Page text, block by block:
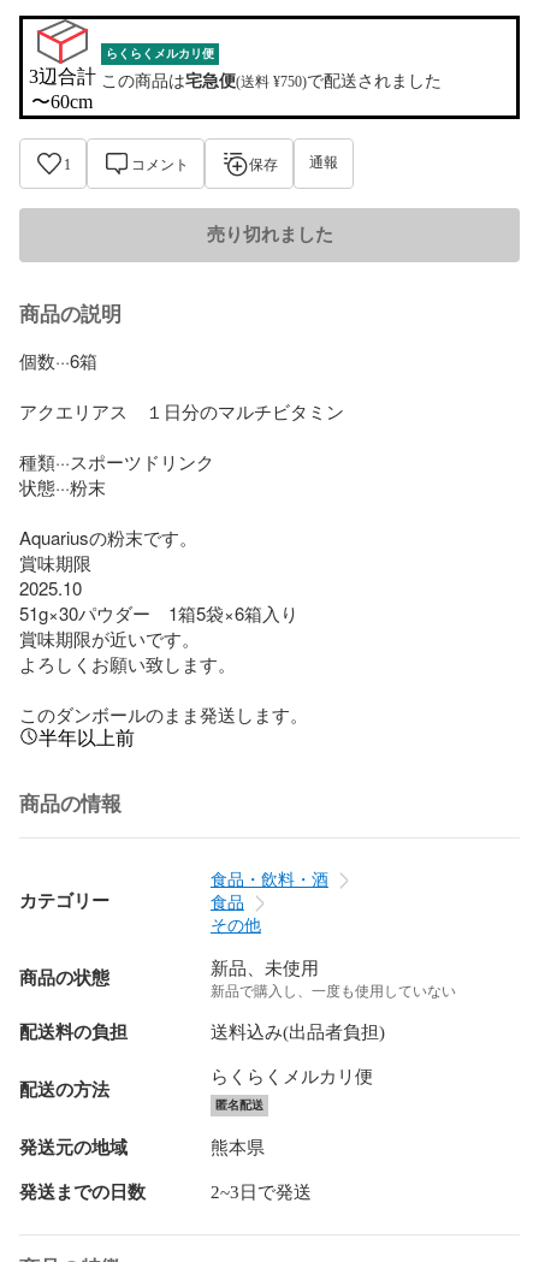
3辺合計
〜60cm
らくらくメルカリ便
この商品は宅急便(送料 ¥750)で配送されました
1 コメント 保存 通報
売り切れました
商品の説明
個数···6箱
アクエリアス　１日分のマルチビタミン
種類···スポーツドリンク
状態···粉末
Aquariusの粉末です。
賞味期限
2025.10
51g×30パウダー　1箱5袋×6箱入り
賞味期限が近いです。
よろしくお願い致します。
このダンボールのまま発送します。
半年以上前
商品の情報
カテゴリー
食品・飲料・酒
食品
その他
商品の状態 新品、未使用
新品で購入し、一度も使用していない
配送料の負担 送料込み(出品者負担)
配送の方法
らくらくメルカリ便
匿名配送
発送元の地域 熊本県
発送までの日数 2~3日で発送